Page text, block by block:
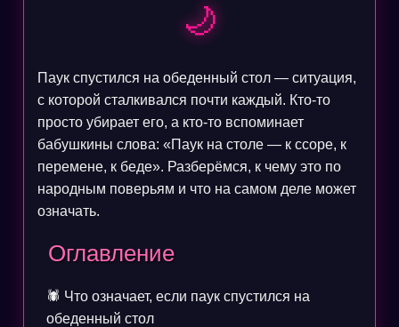
🌙
Паук спустился на обеденный стол — ситуация,
с которой сталкивался почти каждый. Кто-то
просто убирает его, а кто-то вспоминает
бабушкины слова: «Паук на столе — к ссоре, к
перемене, к беде». Разберёмся, к чему это по
народным поверьям и что на самом деле может
означать.
Оглавление
🕷️ Что означает, если паук спустился на
обеденный стол